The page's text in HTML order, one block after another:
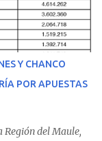
traslado, el
pese a los esfuerzos
sin alcanzar a
Apenas se
—residentes en
de una
Y CHANCO
POR APUESTAS
del Maule,